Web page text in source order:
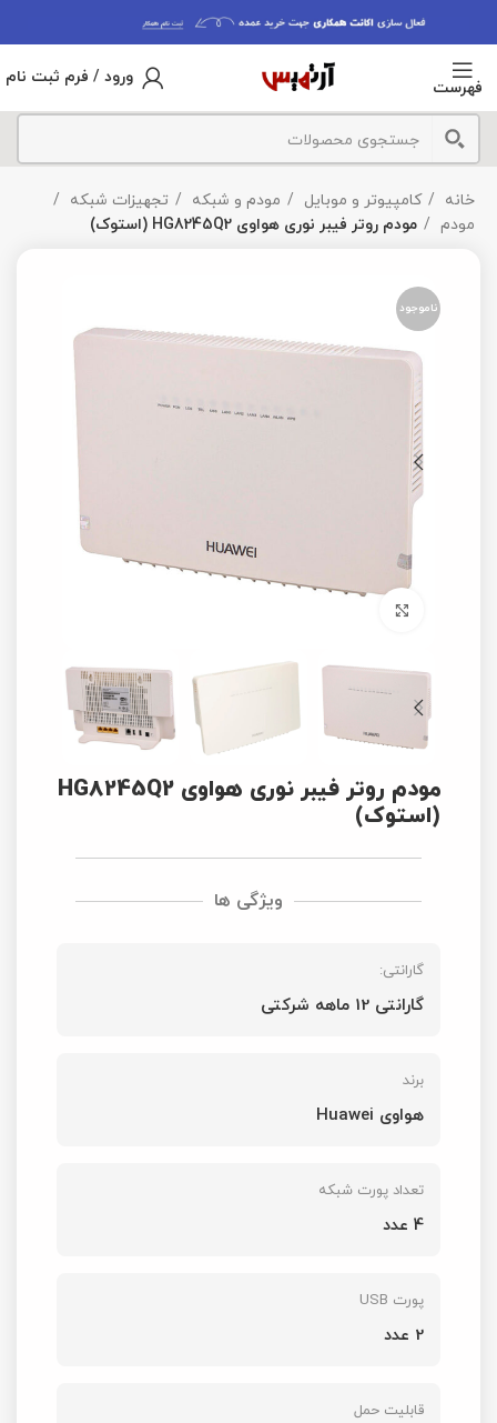
فهرست
ورود / فرم ثبت نام
خانه کامپیوتر و موبایل مودم و شبکه
تجهیزات شبکه
مودم
مودم روتر فیبر نوری هواوی HG8245Q2 (استوک)
ناموجود
مودم روتر فیبر نوری هواوی HG8245Q2
(استوک)
ویژگی ها
گارانتی:
گارانتی 12 ماهه شرکتی
برند
هواوی Huawei
تعداد پورت شبکه
4 عدد
پورت USB
2 عدد
قابلیت حمل